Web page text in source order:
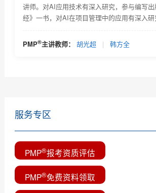
优培东方PMP考试时间及考试题型及考
PMP认证与软考高项哪个好考一些？哪
讲师。对AI应用技术有深入研究，参与编写
经》一书，对AI在项目管理中的应用有深入研
PMP®主讲教师： 胡光超 | 韩方全
服务专区
PMP®报考资质评估
PMP®免费资料领取